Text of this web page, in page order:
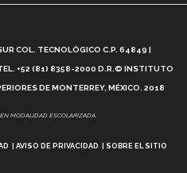
Educativo Tec? (video)
e Inteligencia Artificial, Paola
COL. TECNOLÓGICO C.P. 64849 |
TEL. +52 (81) 8358-2000 D.R.© INSTITUTO
DE MONTERREY, MÉXICO. 2018
MODALIDAD ESCOLARIZADA.
AVISO DE PRIVACIDAD SOBRE EL SITIO